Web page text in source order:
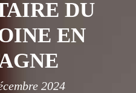
DU
EN
2024